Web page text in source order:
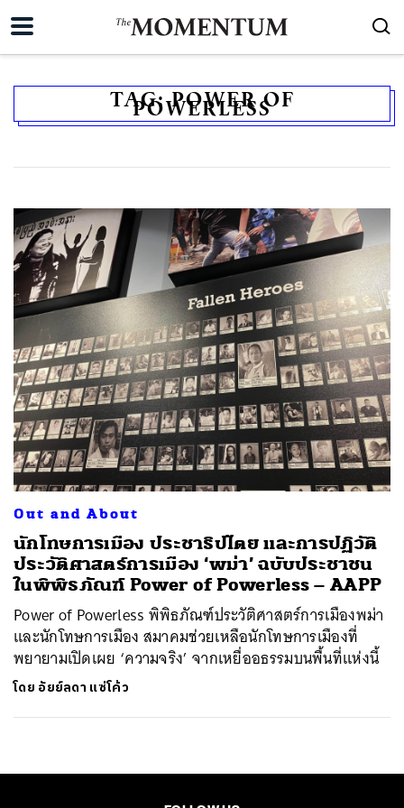
TAG:POWER OF
POWERLESS
Out and About
นักโทษการเมือง ประชาธิปไตย และการปฏิวัติ
ประวัติศาสตร์การเมือง ‘พม่า’ ฉบับประชาชน
ในพิพิธภัณฑ์ Power of Powerless – AAPP
Power of Powerless พิพิธภัณฑ์ประวัติศาสตร์การเมืองพม่า
และนักโทษการเมือง สมาคมช่วยเหลือนักโทษการเมืองที่
พยายามเปิดเผย ‘ความจริง’ จากเหยื่ออธรรมบนพื้นที่แห่งนี้
โดย อัยย์ลดา แซ่โค้ว
SHARE TWEET LINE EMAIL